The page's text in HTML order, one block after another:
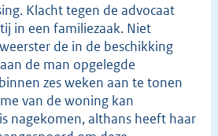
Klacht tegen de advocaat
in een familiezaak. Niet
de in de beschikking
de man opgelegde
zes weken aan te tonen
van de woning kan
nagekomen, althans heeft haar